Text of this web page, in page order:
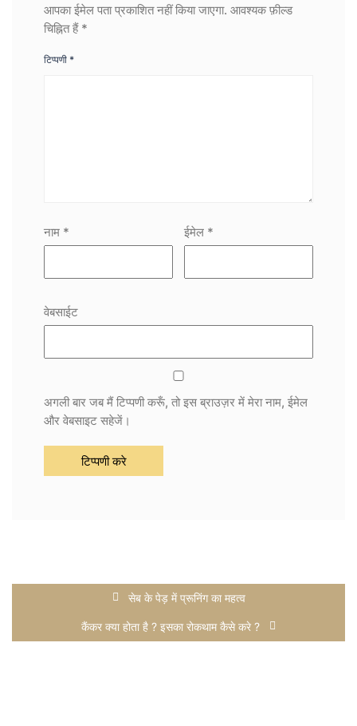
आपका ईमेल पता प्रकाशित नहीं किया जाएगा. आवश्यक फ़ील्ड
चिह्नित हैं *
टिप्पणी *
नाम * ईमेल *
वेबसाईट
अगली बार जब मैं टिप्पणी करूँ, तो इस ब्राउज़र में मेरा नाम, ईमेल
और वेबसाइट सहेजें।
सेब के पेड़ में प्रूनिंग का महत्व
कैंकर क्या होता है ? इसका रोकथाम कैसे करे ?